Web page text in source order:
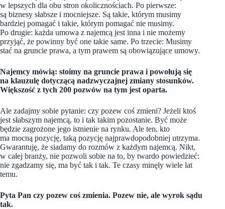
w lepszych dla obu stron okolicznościach. Po pierwsze:
są biznesy słabsze i mocniejsze. Są takie, którym musimy
bardziej pomagać i takie, którym pomagać nie musimy.
Po drugie: każda umowa z najemcą jest inna i nie możemy
przyjąć, że powinny być one takie same. Po trzecie: Musimy
stać na gruncie prawa, a tym prawem są obowiązujące umowy.
Najemcy mówią: stoimy na gruncie prawa i powołują się
na klauzulę dotyczącą nadzwyczajnej zmiany stosunków.
Większość z tych 200 pozwów na tym jest oparta.
Ale zadajmy sobie pytanie: czy pozew coś zmieni? Jeżeli ktoś
jest słabszym najemcą, to i tak takim pozostanie. Być może
będzie zagrożone jego istnienie na rynku. Ale ten, kto
ma mocną pozycję, taką pozycję najprawdopodobniej utrzyma.
Gwarantuję, że siadamy do rozmów z każdym najemcą. Nikt,
w całej branży, nie pozwoli sobie na to, by twardo powiedzieć:
nie zgadzamy się, ma być tak i tak. Te czasy minęły wiele lat
temu.
Pyta Pan czy pozew coś zmienia. Pozew nie, ale wyrok sądu
tak.